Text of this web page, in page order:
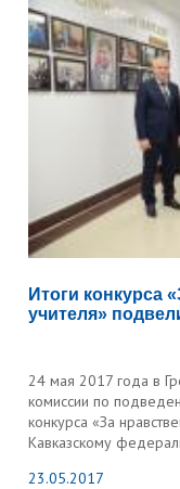
Итоги конкурса
учителя»
24 мая 2017 года в
комиссии по
конкурса «За
Кавказскому
23.05.2017